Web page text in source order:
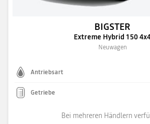
BIGSTER
Extreme Hybrid 150
Neuwagen
Antriebsart
Getriebe
Bei mehreren Händlern